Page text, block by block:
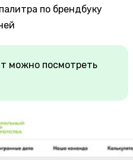
по брендбуку
можно посмотреть